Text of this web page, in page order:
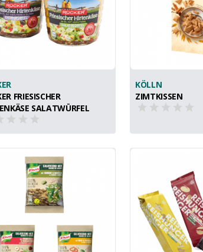
FRIESISCHER
SALATWÜRFEL
KÖLLN
ZIMTKISSEN